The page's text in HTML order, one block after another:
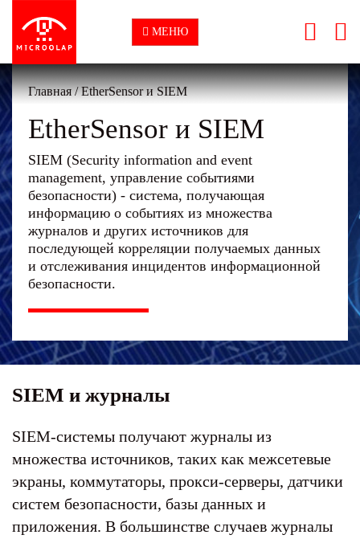
МЕНЮ
Главная /EtherSensor и SIEM
EtherSensor и SIEM
SIEM (Security information and event
management, управление событиями
безопасности) - система, получающая
информацию о событиях из множества
журналов и других источников для
последующей корреляции получаемых данных
и отслеживания инцидентов информационной
безопасности.
SIEM и журналы
SIEM-системы получают журналы из
множества источников, таких как межсетевые
экраны, коммутаторы, прокси-серверы, датчики
систем безопасности, базы данных и
приложения. В большинстве случаев журналы